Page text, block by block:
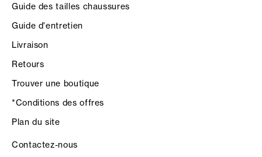
Guide des tailles chaussures
Guide d'entretien
Livraison
Retours
Trouver une boutique
*Conditions des offres
Plan du site
Contactez-nous